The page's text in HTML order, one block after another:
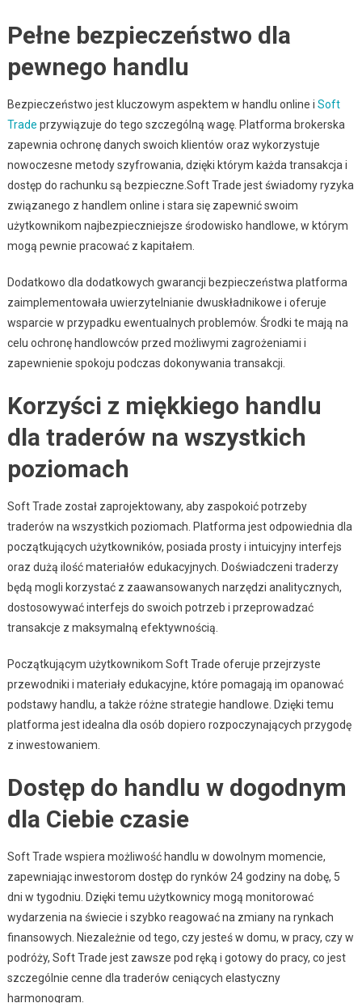
Pełne bezpieczeństwo dla
pewnego handlu
Bezpieczeństwo jest kluczowym aspektem w handlu online i Soft
Trade przywiązuje do tego szczególną wagę. Platforma brokerska
zapewnia ochronę danych swoich klientów oraz wykorzystuje
nowoczesne metody szyfrowania, dzięki którym każda transakcja i
dostęp do rachunku są bezpieczne.Soft Trade jest świadomy ryzyka
związanego z handlem online i stara się zapewnić swoim
użytkownikom najbezpieczniejsze środowisko handlowe, w którym
mogą pewnie pracować z kapitałem.
Dodatkowo dla dodatkowych gwarancji bezpieczeństwa platforma
zaimplementowała uwierzytelnianie dwuskładnikowe i oferuje
wsparcie w przypadku ewentualnych problemów. Środki te mają na
celu ochronę handlowców przed możliwymi zagrożeniami i
zapewnienie spokoju podczas dokonywania transakcji.
Korzyści z miękkiego handlu
dla traderów na wszystkich
poziomach
Soft Trade został zaprojektowany, aby zaspokoić potrzeby
traderów na wszystkich poziomach. Platforma jest odpowiednia dla
początkujących użytkowników, posiada prosty i intuicyjny interfejs
oraz dużą ilość materiałów edukacyjnych. Doświadczeni traderzy
będą mogli korzystać z zaawansowanych narzędzi analitycznych,
dostosowywać interfejs do swoich potrzeb i przeprowadzać
transakcje z maksymalną efektywnością.
Początkującym użytkownikom Soft Trade oferuje przejrzyste
przewodniki i materiały edukacyjne, które pomagają im opanować
podstawy handlu, a także różne strategie handlowe. Dzięki temu
platforma jest idealna dla osób dopiero rozpoczynających przygodę
z inwestowaniem.
Dostęp do handlu w dogodnym
dla Ciebie czasie
Soft Trade wspiera możliwość handlu w dowolnym momencie,
zapewniając inwestorom dostęp do rynków 24 godziny na dobę, 5
dni w tygodniu. Dzięki temu użytkownicy mogą monitorować
wydarzenia na świecie i szybko reagować na zmiany na rynkach
finansowych. Niezależnie od tego, czy jesteś w domu, w pracy, czy w
podróży, Soft Trade jest zawsze pod ręką i gotowy do pracy, co jest
szczególnie cenne dla traderów ceniących elastyczny
harmonogram.